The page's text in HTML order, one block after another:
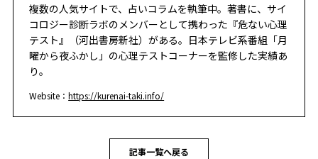
複数の人気サイトで、占いコラムを執筆中。著書に、サイ
コロジー診断ラボのメンバーとして携わった『危ない心理
テスト』（河出書房新社）がある。日本テレビ系番組「月
曜から夜ふかし」の心理テストコーナーを監修した実績あ
り。
Website：https://kurenai-taki.info/
記事一覧へ戻る